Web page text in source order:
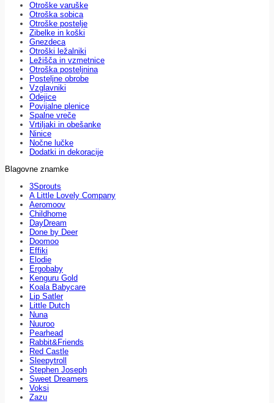
Otroške varuške
Otroška sobica
Otroške postelje
Zibelke in koški
Gnezdeca
Otroški ležalniki
Ležišča in vzmetnice
Otroška posteljnina
Posteljne obrobe
Vzglavniki
Odejice
Povijalne plenice
Spalne vreče
Vrtiljaki in obešanke
Ninice
Nočne lučke
Dodatki in dekoracije
Blagovne znamke
3Sprouts
A Little Lovely Company
Aeromoov
Childhome
DayDream
Done by Deer
Doomoo
Effiki
Elodie
Ergobaby
Kenguru Gold
Koala Babycare
Lip Satler
Little Dutch
Nuna
Nuuroo
Pearhead
Rabbit&Friends
Red Castle
Sleepytroll
Stephen Joseph
Sweet Dreamers
Voksi
Zazu